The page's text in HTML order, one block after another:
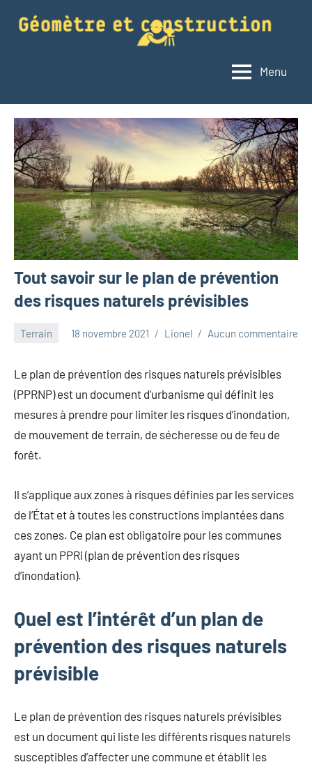
et
construction
géomètre
Menu
Tout savoir sur le plan de prévention
des risques naturels prévisibles
Terrain 18 novembre 2021 Lionel Aucun commentaire
Le plan de prévention des risques naturels prévisibles
(PPRNP) est un document d’urbanisme qui définit les
mesures à prendre pour limiter les risques d’inondation,
de mouvement de terrain, de sécheresse ou de feu de
forêt.
Il s’applique aux zones à risques définies par les services
de l’État et à toutes les constructions implantées dans
ces zones. Ce plan est obligatoire pour les communes
ayant un PPRi (plan de prévention des risques
d’inondation).
Quel est l’intérêt d’un plan de
prévention des risques naturels
prévisible
Le plan de prévention des risques naturels prévisibles
est un document qui liste les différents risques naturels
susceptibles d’affecter une commune et établit les